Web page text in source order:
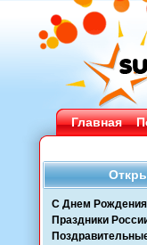
Главная
С Днем Рождения
Праздники